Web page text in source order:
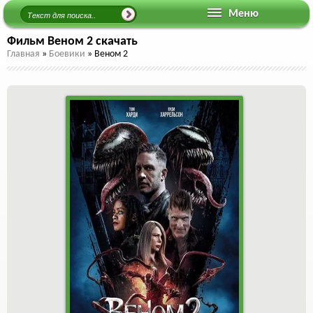
Меню
Фильм Веном 2 скачать
Главная » Боевики » Веном 2